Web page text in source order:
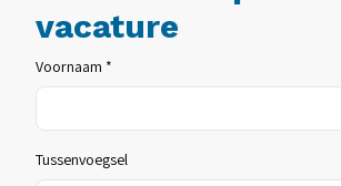
vacature
Voornaam *
Tussenvoegsel